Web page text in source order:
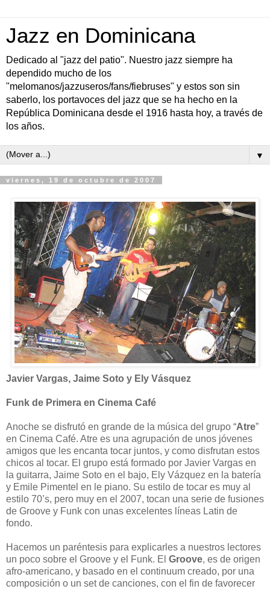
Jazz en Dominicana
Dedicado al "jazz del patio". Nuestro jazz siempre ha
dependido mucho de los
"melomanos/jazzuseros/fans/fiebruses" y estos son sin
saberlo, los portavoces del jazz que se ha hecho en la
República Dominicana desde el 1916 hasta hoy, a través de
los años.
▼
viernes, 19 de octubre de 2007
Javier Vargas, Jaime Soto y Ely Vásquez
Funk de Primera en Cinema Café
Anoche se disfrutó en grande de la música del grupo “Atre”
en Cinema Café. Atre es una agrupación de unos jóvenes
amigos que les encanta tocar juntos, y como disfrutan estos
chicos al tocar. El grupo está formado por Javier Vargas en
la guitarra, Jaime Soto en el bajo, Ely Vázquez en la batería
y Emile Pimentel en le piano. Su estilo de tocar es muy al
estilo 70’s, pero muy en el 2007, tocan una serie de fusiones
de Groove y Funk con unas excelentes líneas Latin de
fondo.
Hacemos un paréntesis para explicarles a nuestros lectores
un poco sobre el Groove y el Funk. El Groove, es de origen
afro-americano, y basado en el continuum creado, por una
composición o un set de canciones, con el fin de favorecer